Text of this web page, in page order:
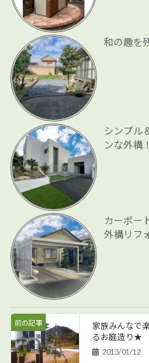
和の趣を
シンプル
ンな外構！
カーポー
外構リフ
前の記事
家族みんなで
るお庭造り★
2013/01/12